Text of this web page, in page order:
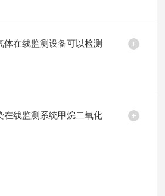
体在线监测设备可以检测
在线监测系统甲烷二氧化